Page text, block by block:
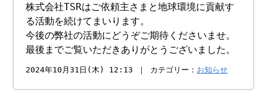
株式会社TSRはご依頼主さまと地球環境に貢献す
る活動を続けてまいります。
今後の弊社の活動にどうぞご期待くださいませ。
最後までご覧いただきありがとうございました。
2024年10月31日(木) 12:13 ｜ カテゴリー： お知らせ